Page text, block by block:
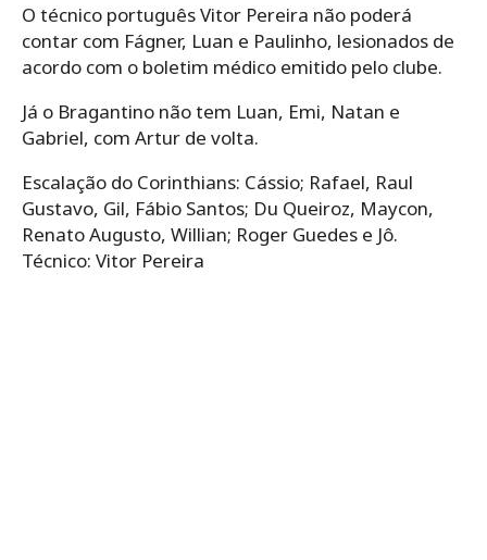
O técnico português Vitor Pereira não poderá
contar com Fágner, Luan e Paulinho, lesionados de
acordo com o boletim médico emitido pelo clube.
Já o Bragantino não tem Luan, Emi, Natan e
Gabriel, com Artur de volta.
Escalação do Corinthians: Cássio; Rafael, Raul
Gustavo, Gil, Fábio Santos; Du Queiroz, Maycon,
Renato Augusto, Willian; Roger Guedes e Jô.
Técnico: Vitor Pereira